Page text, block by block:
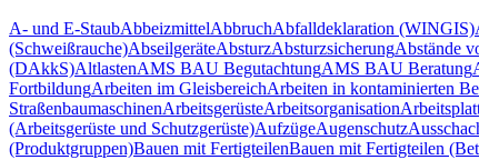
A- und E-StaubAbbeizmittelAbbruchAbfalldeklaration (WINGIS)
(Schweißrauche)AbseilgeräteAbsturzAbsturzsicherungAbstände
(DAkkS)AltlastenAMS BAU BegutachtungAMS BAU Beratung
FortbildungArbeiten im GleisbereichArbeiten in kontaminierten
StraßenbaumaschinenArbeitsgerüsteArbeitsorganisation
(Arbeitsgerüste und Schutzgerüste)AufzügeAugenschutz
(Produktgruppen)Bauen mit FertigteilenBauen mit Fertigteilen